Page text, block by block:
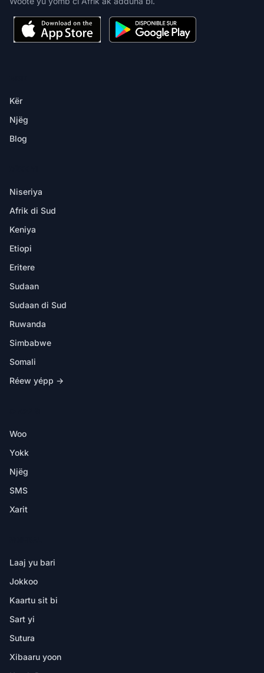
Kër
Njëg
Blog
Niseriya
Afrik di Sud
Keniya
Etiopi
Eritere
Sudaan
Sudaan di Sud
Ruwanda
Simbabwe
Somali
Réew yépp →
Woo
Yokk
Njëg
SMS
Xarit
Laaj yu bari
Jokkoo
Kaartu sit bi
Sart yi
Sutura
Xibaaru yoon